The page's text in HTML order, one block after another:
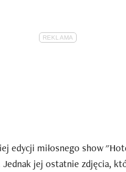
edycji miłosnego show
jej ostatnie zdjęcia,